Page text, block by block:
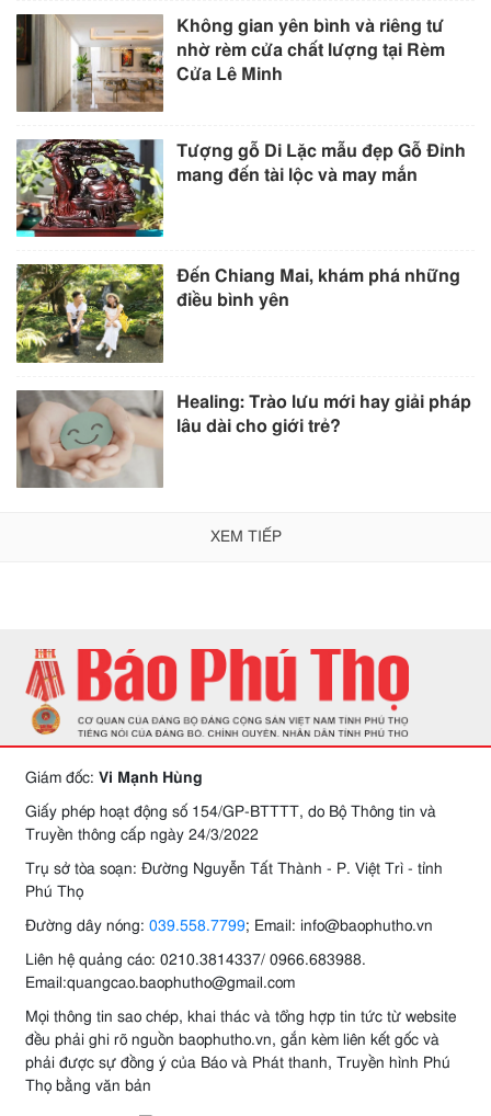
Không gian yên bình và riêng tư
nhờ rèm cửa chất lượng tại Rèm
Cửa Lê Minh
Tượng gỗ Di Lặc mẫu đẹp Gỗ Đỉnh
mang đến tài lộc và may mắn
Đến Chiang Mai, khám phá những
điều bình yên
Healing: Trào lưu mới hay giải pháp
lâu dài cho giới trẻ?
XEM TIẾP
Giám đốc: Vi Mạnh Hùng
Giấy phép hoạt động số 154/GP-BTTTT, do Bộ Thông tin và
Truyền thông cấp ngày 24/3/2022
Trụ sở tòa soạn: Đường Nguyễn Tất Thành - P. Việt Trì - tỉnh
Phú Thọ
Đường dây nóng: 039.558.7799; Email: info@baophutho.vn
Liên hệ quảng cáo: 0210.3814337/ 0966.683988.
Email:quangcao.baophutho@gmail.com
Mọi thông tin sao chép, khai thác và tổng hợp tin tức từ website
đều phải ghi rõ nguồn baophutho.vn, gắn kèm liên kết gốc và
phải được sự đồng ý của Báo và Phát thanh, Truyền hình Phú
Thọ bằng văn bản